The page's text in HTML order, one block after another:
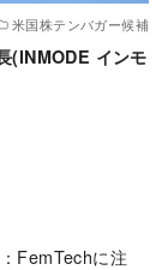
米国株テンバガー候補
(INMODE インモ
FemTechに注